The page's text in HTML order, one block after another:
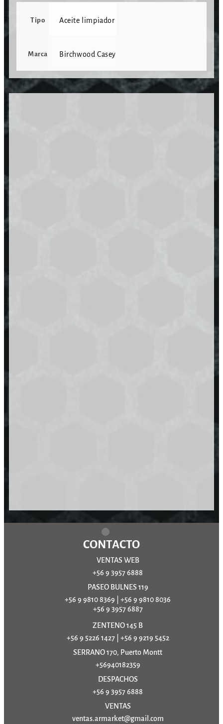
Tipo Aceite limpiador
Marca Birchwood Casey
CONTACTO
VENTAS WEB
+56 9 3957 6888
PASEO BULNES 119
+56 9 9810 8369
+56 9 9810 8036
+56 9 3957 6887
ZENTENO 145 B
+56 9 5226 1427| +56 9 9219 5452
SERRANO 170, Puerto Montt
+56940182359
DESPACHOS
+56 9 3957 6888
VENTAS
ventas.armarket@gmail.com